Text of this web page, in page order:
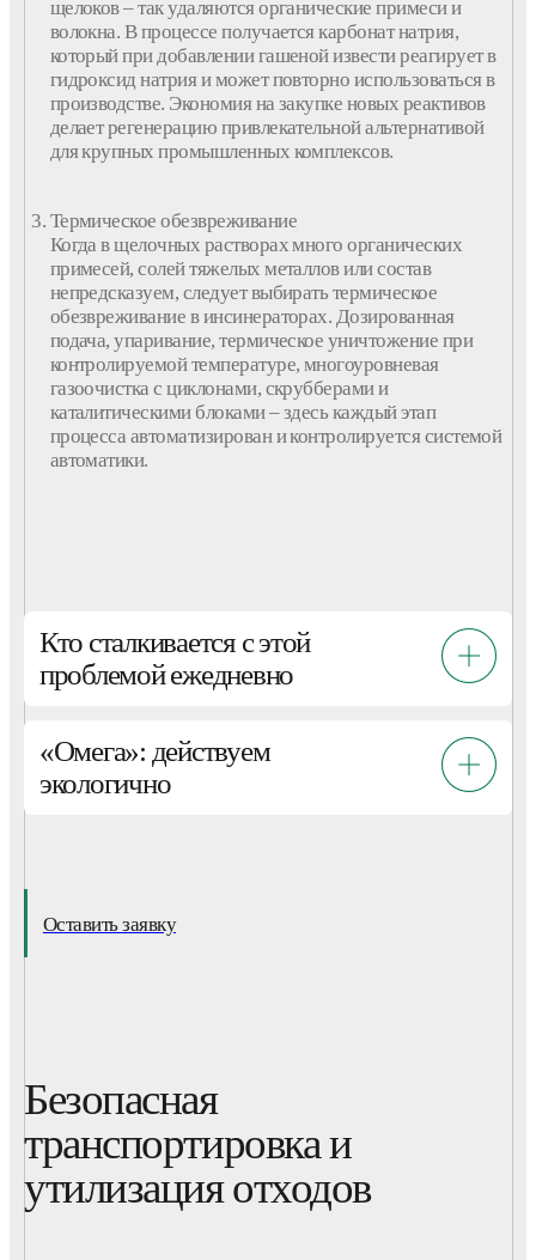
щелоков – так удаляются органические примеси и
волокна. В процессе получается карбонат натрия,
который при добавлении гашеной извести реагирует в
гидроксид натрия и может повторно использоваться в
производстве. Экономия на закупке новых реактивов
делает регенерацию привлекательной альтернативой
для крупных промышленных комплексов.
Термическое обезвреживание
Когда в щелочных растворах много органических
примесей, солей тяжелых металлов или состав
непредсказуем, следует выбирать термическое
обезвреживание в инсинераторах. Дозированная
подача, упаривание, термическое уничтожение при
контролируемой температуре, многоуровневая
газоочистка с циклонами, скрубберами и
каталитическими блоками – здесь каждый этап
процесса автоматизирован и контролируется системой
автоматики.
Кто сталкивается с этой
проблемой ежедневно
«Омега»: действуем
экологично
Оставить заявку
Безопасная
транспортировка и
утилизация отходов